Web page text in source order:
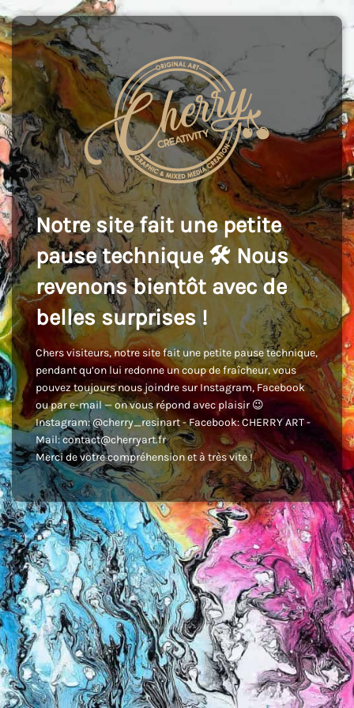
Notre site fait une petite
pause technique 🛠️ Nous
revenons bientôt avec de
belles surprises !
Chers visiteurs, notre site fait une petite pause technique,
pendant qu’on lui redonne un coup de fraîcheur, vous
pouvez toujours nous joindre sur Instagram, Facebook
ou par e-mail — on vous répond avec plaisir 😉
Instagram: @cherry_resinart - Facebook: CHERRY ART -
Mail: contact@cherryart.fr
Merci de votre compréhension et à très vite !